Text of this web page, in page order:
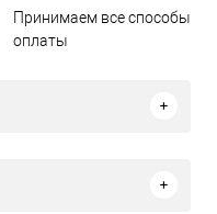
Принимаем все способы
оплаты